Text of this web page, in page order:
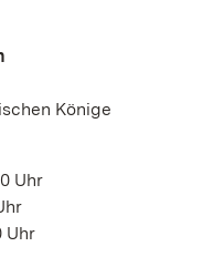
Könige
Uhr
Uhr